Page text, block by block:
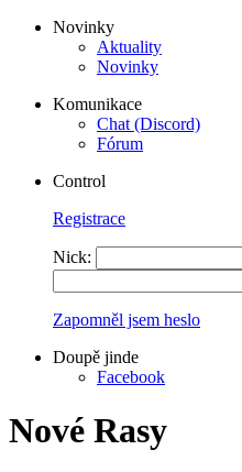
Novinky
Aktuality
Novinky
Komunikace
Chat (Discord)
Fórum
Control
Registrace
Nick:
Zapomněl jsem heslo
Doupě jinde
Facebook
Nové Rasy